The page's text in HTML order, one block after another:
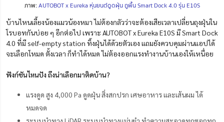
ภาพ:AUTOBOT x Eureka หุ่นยนต์ดูดฝุ่น ถูพื้น Smart Dock 4.0 รุ่น E10S
บ้านไหนเลี้ยงน้องแมวน้องหมา ไม่ต้องกลัวว่าจะต้องเสียเวลาเปลี่ยนถุงฝุ่นใน
โรบอทกันบ่อย ๆ อีกต่อไป เพราะ AUTOBOT x Eureka E10S มี Smart Dock
4.0 ที่มี self-empty station ทิ้งฝุ่นได้ด้วยตัวเอง แถมยังควบคุมผ่านแอปได้
จะเลือกโหมด ตั้งเวลา ก็ทำได้หมด ไม่ต้องออกแรงทำงานบ้านเองให้เหนื่อย
ฟังก์ชันไหนปัง ถึงน่าเลือกมาติดบ้าน?
แรงดูด สูง 4,000 Pa ดูดฝุ่น สิ่งสกปรก เศษอาหาร และเส้นผม ได้
หมดจด